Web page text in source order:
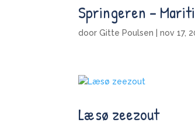
Springeren –
doorGitte Poulsen |nov 17,
Læsø zeezout